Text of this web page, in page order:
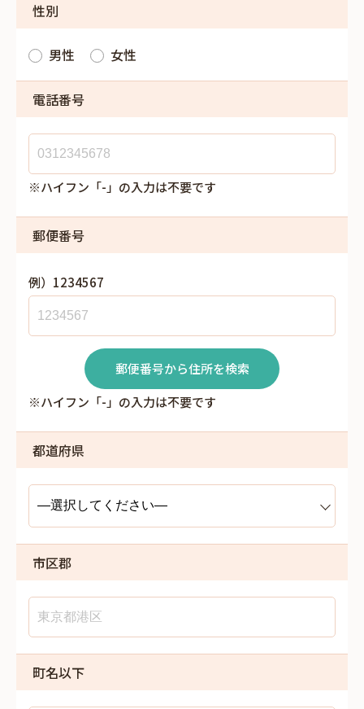
性別
男性 女性
電話番号
※ハイフン「-」の入力は不要です
郵便番号
例）1234567
郵便番号から住所を検索
※ハイフン「-」の入力は不要です
都道府県
市区郡
町名以下